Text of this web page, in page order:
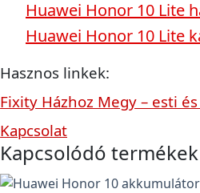
Huawei Honor 10 Lite
Huawei Honor 10 Lite
Hasznos linkek:
Fixity Házhoz Megy – esti
Kapcsolat
Kapcsolódó termékek